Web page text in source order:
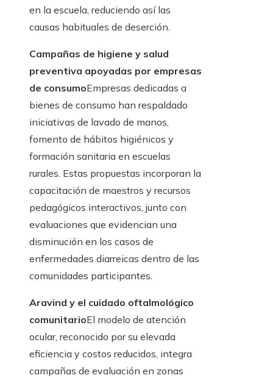
en la escuela, reduciendo así las
causas habituales de deserción.
Campañas de higiene y salud
preventiva apoyadas por empresas
de consumoEmpresas dedicadas a
bienes de consumo han respaldado
iniciativas de lavado de manos,
fomento de hábitos higiénicos y
formación sanitaria en escuelas
rurales. Estas propuestas incorporan la
capacitación de maestros y recursos
pedagógicos interactivos, junto con
evaluaciones que evidencian una
disminución en los casos de
enfermedades diarreicas dentro de las
comunidades participantes.
Aravind y el cuidado oftalmológico
comunitarioEl modelo de atención
ocular, reconocido por su elevada
eficiencia y costos reducidos, integra
campañas de evaluación en zonas